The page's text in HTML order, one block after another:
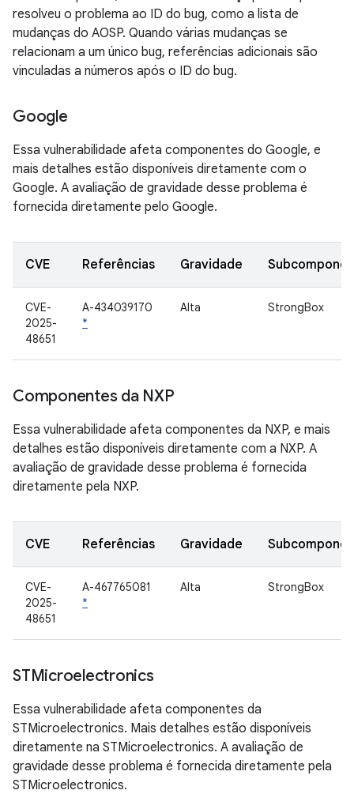
resolveu o problema ao ID do bug, como a lista de
mudanças do AOSP. Quando várias mudanças se
relacionam a um único bug, referências adicionais são
vinculadas a números após o ID do bug.
Google
Essa vulnerabilidade afeta componentes do Google, e
mais detalhes estão disponíveis diretamente com o
Google. A avaliação de gravidade desse problema é
fornecida diretamente pelo Google.
CVE Referências Gravidade
CVE-
2025-
48651
A-434039170
*
Alta StrongBox
Componentes da NXP
Essa vulnerabilidade afeta componentes da NXP, e mais
detalhes estão disponíveis diretamente com a NXP. A
avaliação de gravidade desse problema é fornecida
diretamente pela NXP.
CVE Referências Gravidade
CVE-
2025-
48651
A-467765081
*
Alta StrongBox
STMicroelectronics
Essa vulnerabilidade afeta componentes da
STMicroelectronics. Mais detalhes estão disponíveis
diretamente na STMicroelectronics. A avaliação de
gravidade desse problema é fornecida diretamente pela
STMicroelectronics.